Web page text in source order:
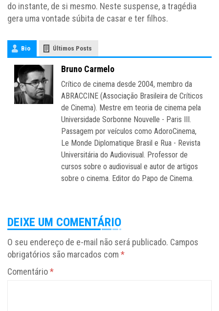
do instante, de si mesmo. Neste suspense, a tragédia
gera uma vontade súbita de casar e ter filhos.
Bio Últimos Posts
Bruno Carmelo
Crítico de cinema desde 2004, membro da
ABRACCINE (Associação Brasileira de Críticos
de Cinema). Mestre em teoria de cinema pela
Universidade Sorbonne Nouvelle - Paris III.
Passagem por veículos como AdoroCinema,
Le Monde Diplomatique Brasil e Rua - Revista
Universitária do Audiovisual. Professor de
cursos sobre o audiovisual e autor de artigos
sobre o cinema. Editor do Papo de Cinema.
DEIXE UM COMENTÁRIO
O seu endereço de e-mail não será publicado. Campos
obrigatórios são marcados com *
Comentário*